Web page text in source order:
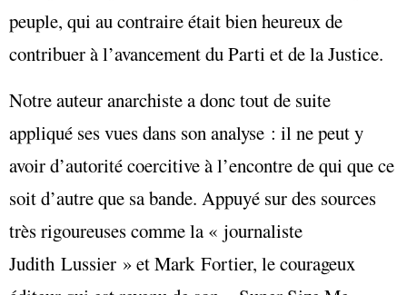
peuple, qui au contraire était bien heureux de
contribuer à l’avancement du Parti et de la Justice.
Notre auteur anarchiste a donc tout de suite
appliqué ses vues dans son analyse : il ne peut y
avoir d’autorité coercitive à l’encontre de qui que ce
soit d’autre que sa bande. Appuyé sur des sources
très rigoureuses comme la « journaliste
Judith Lussier » et Mark Fortier, le courageux